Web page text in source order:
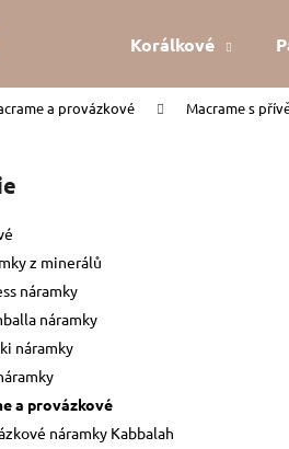
Korálkové
a provázkové Macrame s
z minerálů
náramky
náramky
náramky
a provázkové
náramky Kabbalah